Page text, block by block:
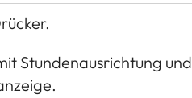
Stundenausrichtung und